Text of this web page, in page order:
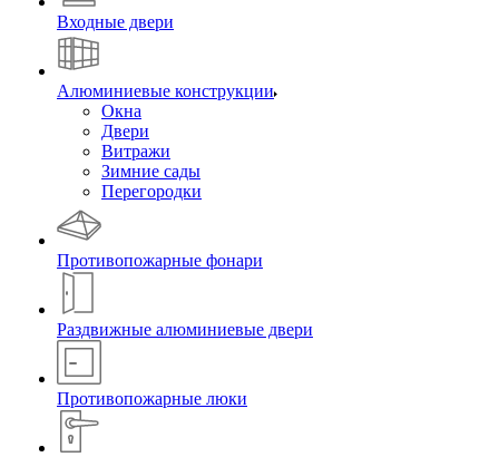
Входные двери
Алюминиевые конструкции
Окна
Двери
Витражи
Зимние сады
Перегородки
Противопожарные фонари
Раздвижные алюминиевые двери
Противопожарные люки